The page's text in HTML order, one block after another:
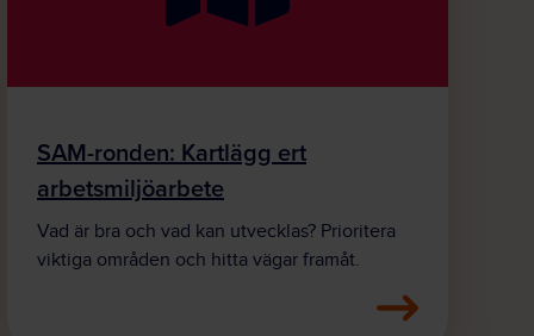
SAM-ronden: Kartlägg ert
arbetsmiljöarbete
Vad är bra och vad kan utvecklas? Prioritera
viktiga områden och hitta vägar framåt.